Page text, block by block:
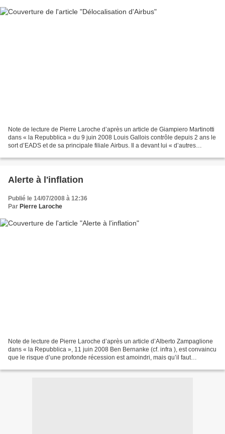
Note de lecture de Pierre Laroche d’après un article de Giampiero Martinotti
dans « la Repubblica » du 9 juin 2008 Louis Gallois contrôle depuis 2 ans le
sort d’EADS et de sa principale filiale Airbus. Il a devant lui « d’autres
Alerte à l'inflation
Publié le 14/07/2008 à 12:36
Par Pierre Laroche
Note de lecture de Pierre Laroche d’après un article d’Alberto Zampaglione
dans « la Repubblica », 11 juin 2008 Ben Bernanke (cf. infra ), est convaincu
que le risque d’une profonde récession est amoindri, mais qu’il faut